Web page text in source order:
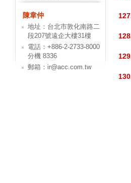
陳韋仲
地址：台北市敦化南路二
段207號遠企大樓31樓
電話：+886-2-2733-8000
分機 8336
郵箱：ir@acc.com.tw